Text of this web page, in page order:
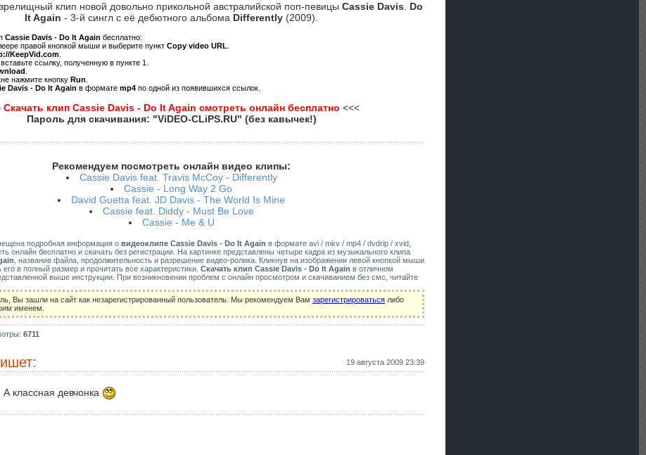
клип новой довольно прикольной австралийской поп-певицы Cassie Davis
Do
It Again - 3-й сингл с её дебютного альбома Differently (2009).
Cassie Davis - Do It Again бесплатно:
правой кнопкой мыши и выберите пункт Copy video URL
KeepVid.com
ссылку, полученную в пункте 1.
нажмите кнопку Run
Davis - Do It Again в формате mp4 по одной из появившихся ссылок.
Скачать клип Cassie Davis - Do It Again смотреть онлайн бесплатно <<<
Пароль для скачивания: "ViDEO-CLiPS.RU" (без кавычек!)
Рекомендуем посмотреть онлайн видео клипы:
Cassie Davis feat. Travis McCoy - Differently
Cassie - Long Way 2 Go
David Guetta feat. JD Davis - The World Is Mine
Cassie feat. Diddy - Must Be Love
Cassie - Me & U
подробная информация о видеоклипе Cassie Davis - Do It Again в формате avi / mkv / mp4 / dvdrip / xvid,
онлайн бесплатно и скачать без регистрации. На картинке представлены четыре кадра из музыкального клипа
, название файла, продолжительность и разрешение видео-ролика. Кликнув на изображении левой кнопкой мыши
в полный размер и прочитать все характеристики. Скачать клип Cassie Davis - Do It Again в отличном
выше инструкции. При возникновении проблем с онлайн просмотром и скачиванием без смс, читайте
Вы зашли на сайт как незарегистрированный пользователь. Мы рекомендуем Вам зарегистрироваться либо
именем.
6711
19 августа 2009 23:39
А классная девчонка